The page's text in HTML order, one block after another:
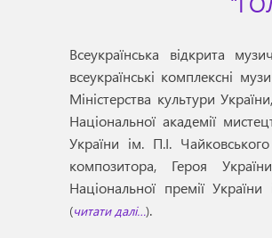
Всеукраїнська відкрита
всеукраїнські комплексні
Міністерства культури
Національної академії
України ім. П.І.
композитора, Героя
Національної премії
(читати далі…).